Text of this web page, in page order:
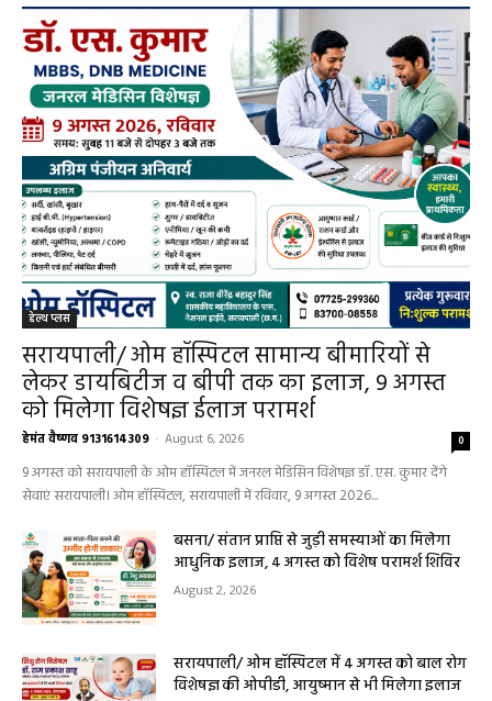
हेल्थ प्लस
सरायपाली/ ओम हॉस्पिटल सामान्य बीमारियों से
लेकर डायबिटीज व बीपी तक का इलाज, 9 अगस्त
को मिलेगा विशेषज्ञ ईलाज परामर्श
हेमंत वैष्णव 9131614309 - August 6, 2026 0
9 अगस्त को सरायपाली के ओम हॉस्पिटल में जनरल मेडिसिन विशेषज्ञ डॉ. एस. कुमार देंगे
सेवाएं सरायपाली। ओम हॉस्पिटल, सरायपाली में रविवार, 9 अगस्त 2026...
बसना/ संतान प्राप्ति से जुड़ी समस्याओं का मिलेगा
आधुनिक इलाज, 4 अगस्त को विशेष परामर्श शिविर
August 2, 2026
सरायपाली/ ओम हॉस्पिटल में 4 अगस्त को बाल रोग
विशेषज्ञ की ओपीडी, आयुष्मान से भी मिलेगा इलाज